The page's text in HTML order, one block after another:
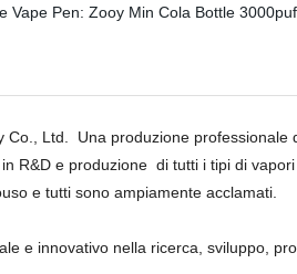
Co., Ltd.
Una produzione professionale
R&D e produzione di tutti i tipi di
e tutti sono ampiamente acclamati.
e innovativo nella ricerca, sviluppo,